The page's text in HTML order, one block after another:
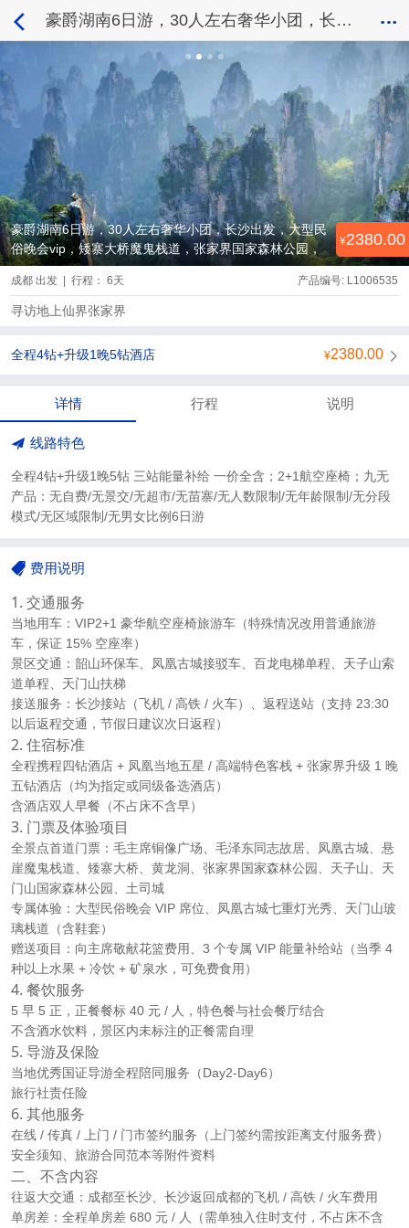
豪爵湖南6日游，30人左右奢华小团，长沙出发，大型民俗晚会vip，矮寨大桥魔鬼栈道，张家界国家森林公园，黄龙洞，百龙天梯，天子山，张家界天门山，玻璃栈道，凤凰古城，七重灯光秀
豪爵湖南6日游，30人左右奢华小团，长沙出发，大型民
俗晚会vip，矮寨大桥魔鬼栈道，张家界国家森林公园，
黄龙洞，百龙天梯，天子山，张家界天门山，玻璃栈
道，凤凰古城，七重灯光秀
2380.00
产品编号: L1006535
成都 出发 | 行程： 6天
寻访地上仙界张家界
2380.00
全程4钻+升级1晚5钻酒店
详情 行程 说明
线路特色
全程4钻+升级1晚5钻 三站能量补给 一价全含；2+1航空座椅；九无
产品：无自费/无景交/无超市/无苗寨/无人数限制/无年龄限制/无分段
模式/无区域限制/无男女比例6日游
费用说明
1. 交通服务
当地用车：VIP2+1 豪华航空座椅旅游车（特殊情况改用普通旅游
车，保证 15% 空座率）
景区交通：韶山环保车、凤凰古城接驳车、百龙电梯单程、天子山索
道单程、天门山扶梯
接送服务：长沙接站（飞机 / 高铁 / 火车）、返程送站（支持 23:30
以后返程交通，节假日建议次日返程）
2. 住宿标准
全程携程四钻酒店 + 凤凰当地五星 / 高端特色客栈 + 张家界升级 1 晚
五钻酒店（均为指定或同级备选酒店）
含酒店双人早餐（不占床不含早）
3. 门票及体验项目
全景点首道门票：毛主席铜像广场、毛泽东同志故居、凤凰古城、悬
崖魔鬼栈道、矮寨大桥、黄龙洞、张家界国家森林公园、天子山、天
门山国家森林公园、土司城
专属体验：大型民俗晚会 VIP 席位、凤凰古城七重灯光秀、天门山玻
璃栈道（含鞋套）
赠送项目：向主席敬献花篮费用、3 个专属 VIP 能量补给站（当季 4
种以上水果 + 冷饮 + 矿泉水，可免费食用）
4. 餐饮服务
5 早 5 正，正餐餐标 40 元 / 人，特色餐与社会餐厅结合
不含酒水饮料，景区内未标注的正餐需自理
5. 导游及保险
当地优秀国证导游全程陪同服务（Day2-Day6）
旅行社责任险
6. 其他服务
在线 / 传真 / 上门 / 门市签约服务（上门签约需按距离支付服务费）
安全须知、旅游合同范本等附件资料
二、不含内容
往返大交通：成都至长沙、长沙返回成都的飞机 / 高铁 / 火车费用
单房差：全程单房差 680 元 / 人（需单独入住时支付，不占床不含